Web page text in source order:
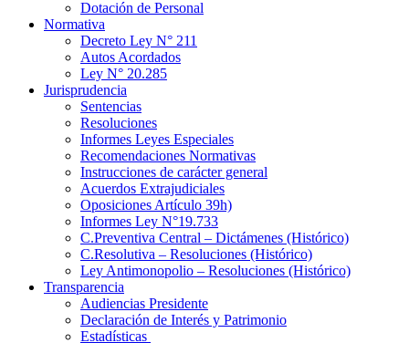
Dotación de Personal
Normativa
Decreto Ley N° 211
Autos Acordados
Ley N° 20.285
Jurisprudencia
Sentencias
Resoluciones
Informes Leyes Especiales
Recomendaciones Normativas
Instrucciones de carácter general
Acuerdos Extrajudiciales
Oposiciones Artículo 39h)
Informes Ley N°19.733
C.Preventiva Central – Dictámenes (Histórico)
C.Resolutiva – Resoluciones (Histórico)
Ley Antimonopolio – Resoluciones (Histórico)
Transparencia
Audiencias Presidente
Declaración de Interés y Patrimonio
Estadísticas